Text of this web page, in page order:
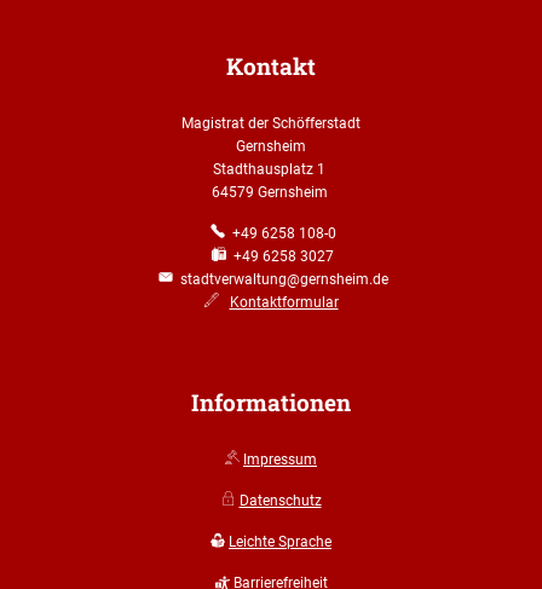
Kontakt
Magistrat der Schöfferstadt
Gernsheim
Stadthausplatz 1
64579 Gernsheim
+49 6258 108-0
+49 6258 3027
stadtverwaltung@gernsheim.de
Kontaktformular
Informationen
Impressum
Datenschutz
Leichte Sprache
Barrierefreiheit